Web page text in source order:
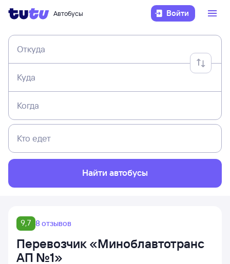
Автобусы Войти
Откуда
Куда
Когда
Кто едет
Найти автобусы
9,7 8 отзывов
Перевозчик «Миноблавтотранс
АП №1»